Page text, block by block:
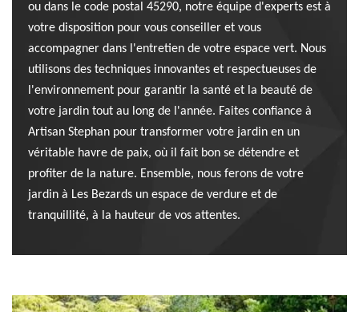
ou dans le code postal 45290, notre équipe d'experts est à
votre disposition pour vous conseiller et vous
accompagner dans l'entretien de votre espace vert. Nous
utilisons des techniques innovantes et respectueuses de
l'environnement pour garantir la santé et la beauté de
votre jardin tout au long de l'année. Faites confiance à
Artisan Stephan pour transformer votre jardin en un
véritable havre de paix, où il fait bon se détendre et
profiter de la nature. Ensemble, nous ferons de votre
jardin à Les Bezards un espace de verdure et de
tranquillité, à la hauteur de vos attentes.